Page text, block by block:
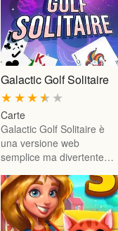
Galactic Golf Solitaire
★
★
★
★
★
Carte
Galactic Golf Solitaire è
una versione web
semplice ma divertente…